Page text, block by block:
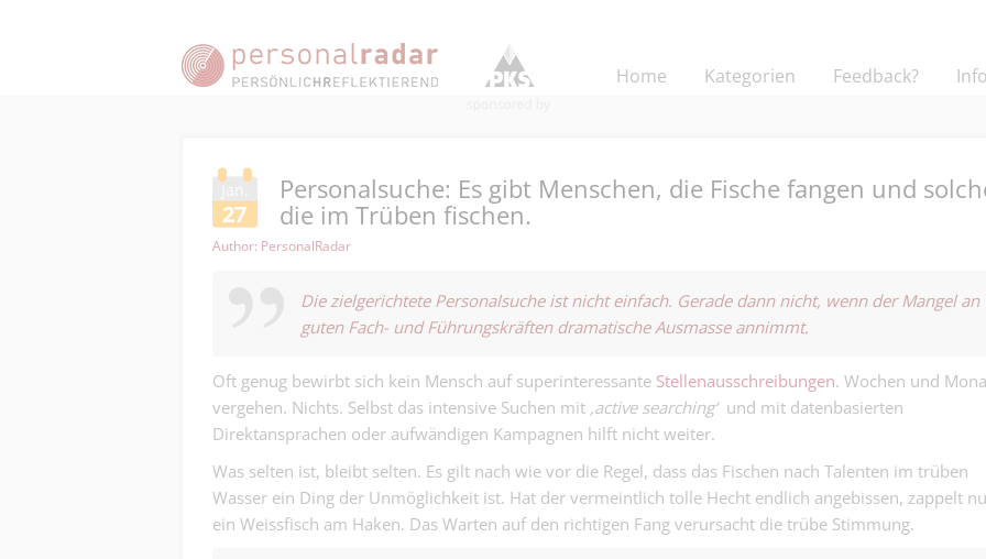
Home Kategorien Feedback? Info
Jan.
27
Personalsuche: Es gibt Menschen, die Fische fangen und
die im Trüben fischen.
Author: PersonalRadar
Die zielgerichtete Personalsuche ist nicht einfach. Gerade dann nicht, wenn der Mangel an
guten Fach- und Führungskräften dramatische Ausmasse annimmt.
Oft genug bewirbt sich kein Mensch auf superinteressante Stellenausschreibungen. Wochen und
vergehen. Nichts. Selbst das intensive Suchen mit ‚active searching‘ und mit datenbasierten
Direktansprachen oder aufwändigen Kampagnen hilft nicht weiter.
Was selten ist, bleibt selten. Es gilt nach wie vor die Regel, dass das Fischen nach Talenten im trüben
Wasser ein Ding der Unmöglichkeit ist. Hat der vermeintlich tolle Hecht endlich angebissen, zappelt
ein Weissfisch am Haken. Das Warten auf den richtigen Fang verursacht die trübe Stimmung.
Buchhaltung &
Personalwesen
und Prozesse
Finanz | Basel
oder dipl.
Nicht
Finanz | Basel
Finanzen (ab
keine
Wollmilchsau,
nahe dran….
Kaufmännisch | Basel
Kauffrau/-